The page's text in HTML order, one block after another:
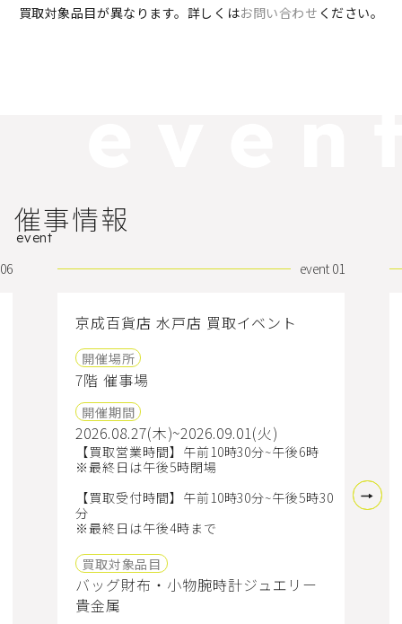
買取対象品目が異なります。 詳しくはお問い合わせ ください。
催事情報
event
event 01
京成百貨店 水戸店 買取イベント
開催場所
7階 催事場
開催期間
2026.08.27(木)~2026.09.01(火)
【買取営業時間】午前10時30分~午後6時
※最終日は午後5時閉場
【買取受付時間】午前10時30分~午後5時30
分
※最終日は午後4時まで
買取対象品目
バッグ財布・小物腕時計ジュエリー
貴金属